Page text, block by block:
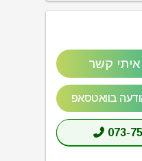
איתי קשר
בוואטסאפ
073-